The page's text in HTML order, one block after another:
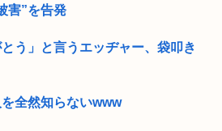
害”を告発
う」と言うエッヂャー、袋叩き
全然知らないwww